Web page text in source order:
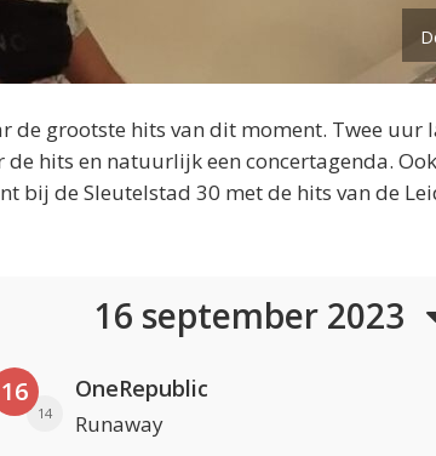
de grootste hits van dit moment. Twee uur
hits en natuurlijk een concertagenda.
bij de Sleutelstad 30 met de hits van de
16 september 2023
16
14
OneRepublic
Runaway